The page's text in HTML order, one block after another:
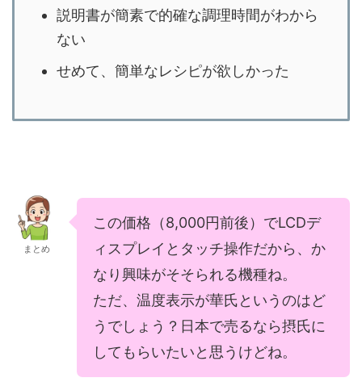
説明書が簡素で的確な調理時間がわから
ない
せめて、簡単なレシピが欲しかった
まとめ
この価格（8,000円前後）でLCDデ
ィスプレイとタッチ操作だから、か
なり興味がそそられる機種ね。
ただ、温度表示が華氏というのはど
うでしょう？日本で売るなら摂氏に
してもらいたいと思うけどね。